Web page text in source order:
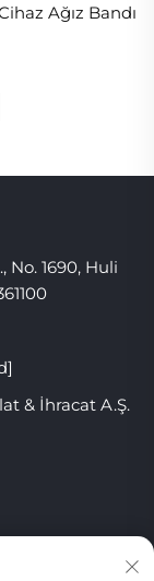
Ağız Bandı
No. 1690, Huli
& İhracat A.Ş.